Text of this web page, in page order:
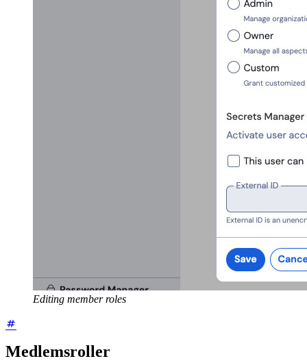
Editing member roles
Medlemsroller